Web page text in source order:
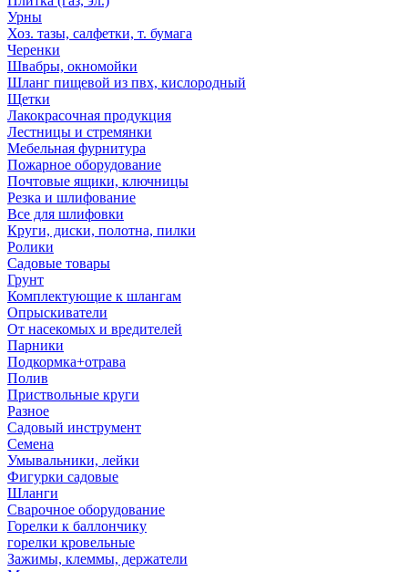
Урны
Хоз. тазы, салфетки, т. бумага
Черенки
Швабры, окномойки
Шланг пищевой из пвх, кислородный
Щетки
Лакокрасочная продукция
Лестницы и стремянки
Мебельная фурнитура
Пожарное оборудование
Почтовые ящики, ключницы
Резка и шлифование
Все для шлифовки
Круги, диски, полотна, пилки
Ролики
Садовые товары
Грунт
Комплектующие к шлангам
Опрыскиватели
От насекомых и вредителей
Парники
Подкормка+отрава
Полив
Приствольные круги
Разное
Садовый инструмент
Семена
Умывальники, лейки
Фигурки садовые
Шланги
Сварочное оборудование
Горелки к баллончику
горелки кровельные
Зажимы, клеммы, держатели